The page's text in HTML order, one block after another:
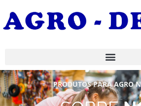
PRODUTOS PARA AGRO